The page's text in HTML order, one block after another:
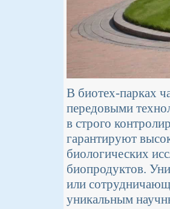
В биотех-парках
передовыми
в строго
гарантируют
биологических
биопродуктов.
или
уникальным